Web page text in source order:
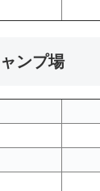
ンプ場